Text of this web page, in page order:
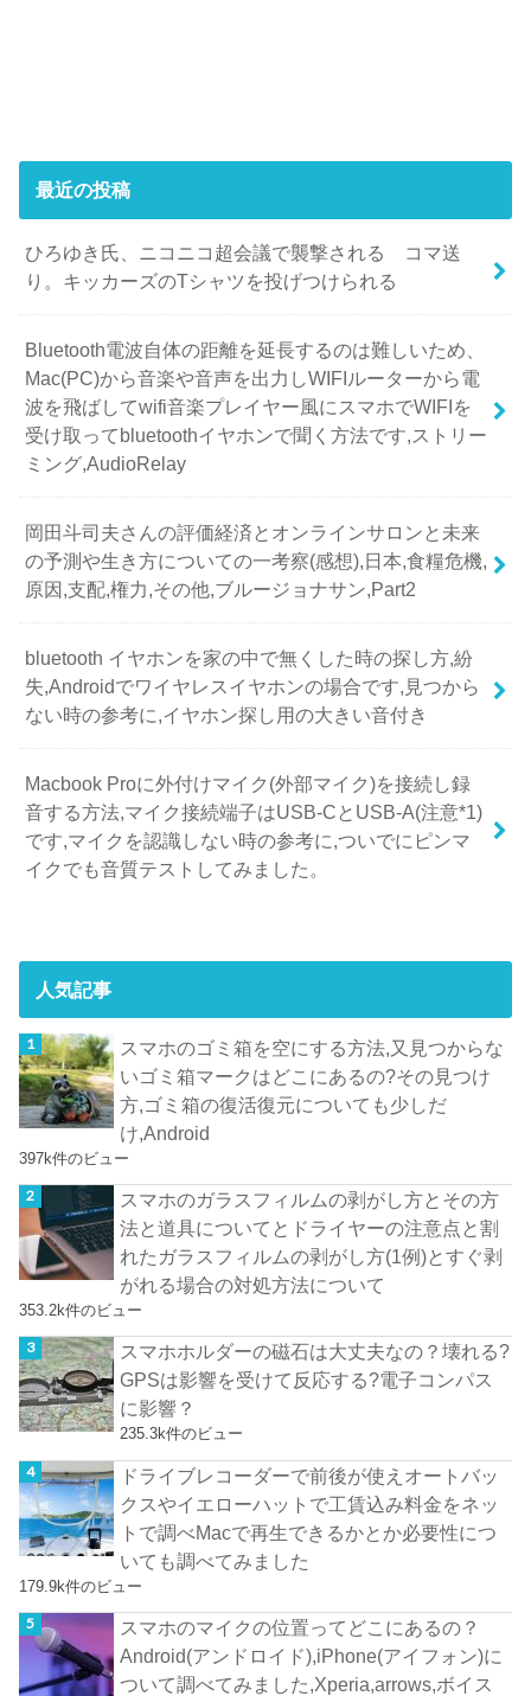
最近の投稿
ひろゆき氏、ニコニコ超会議で襲撃される コマ送
り。キッカーズのTシャツを投げつけられる
Bluetooth電波自体の距離を延長するのは難しいため、
Mac(PC)から音楽や音声を出力しWIFIルーターから電
波を飛ばしてwifi音楽プレイヤー風にスマホでWIFIを
受け取ってbluetoothイヤホンで聞く方法です,ストリー
ミング,AudioRelay
岡田斗司夫さんの評価経済とオンラインサロンと未来
の予測や生き方についての一考察(感想),日本,食糧危機,
原因,支配,権力,その他,ブルージョナサン,Part2
bluetooth イヤホンを家の中で無くした時の探し方,紛
失,Androidでワイヤレスイヤホンの場合です,見つから
ない時の参考に,イヤホン探し用の大きい音付き
Macbook Proに外付けマイク(外部マイク)を接続し録
音する方法,マイク接続端子はUSB-CとUSB-A(注意*1)
です,マイクを認識しない時の参考に,ついでにピンマ
イクでも音質テストしてみました。
人気記事
スマホのゴミ箱を空にする方法,又見つからな
いゴミ箱マークはどこにあるの?その見つけ
方,ゴミ箱の復活復元についても少しだ
け,Android
397k件のビュー
スマホのガラスフィルムの剥がし方とその方
法と道具についてとドライヤーの注意点と割
れたガラスフィルムの剥がし方(1例)とすぐ剥
がれる場合の対処方法について
353.2k件のビュー
スマホホルダーの磁石は大丈夫なの？壊れる?
GPSは影響を受けて反応する?電子コンパス
に影響？
235.3k件のビュー
ドライブレコーダーで前後が使えオートバッ
クスやイエローハットで工賃込み料金をネッ
トで調べMacで再生できるかとか必要性につ
いても調べてみました
179.9k件のビュー
スマホのマイクの位置ってどこにあるの？
Android(アンドロイド),iPhone(アイフォン)に
ついて調べてみました,Xperia,arrows,ボイス